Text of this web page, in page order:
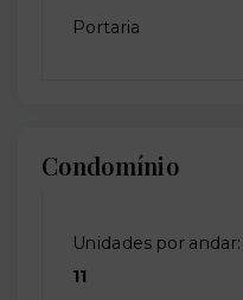
Portaria
Condomínio
Unidades por andar:
11